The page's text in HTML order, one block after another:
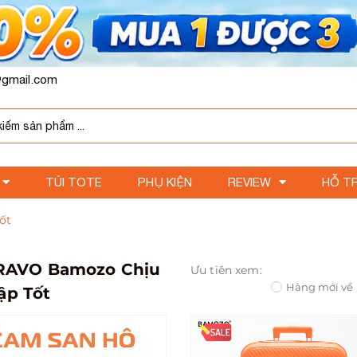
TÚI TOTE PHỤ KIỆN REVIEW HỖ
Bamozo Chịu
Tốt
Ưu tiên xem:
Hàng mới về